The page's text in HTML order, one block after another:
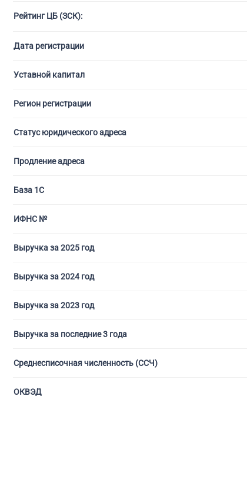
Рейтинг ЦБ (ЗСК):
Дата регистрации
Уставной капитал
Регион регистрации
Статус юридического адреса
Продление адреса
База 1С
ИФНС №
Выручка за 2025 год
Выручка за 2024 год
Выручка за 2023 год
Выручка за последние 3 года
Среднесписочная численность (ССЧ)
ОКВЭД